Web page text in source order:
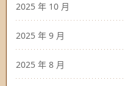
2025 年 10 月
2025 年 9 月
2025 年 8 月